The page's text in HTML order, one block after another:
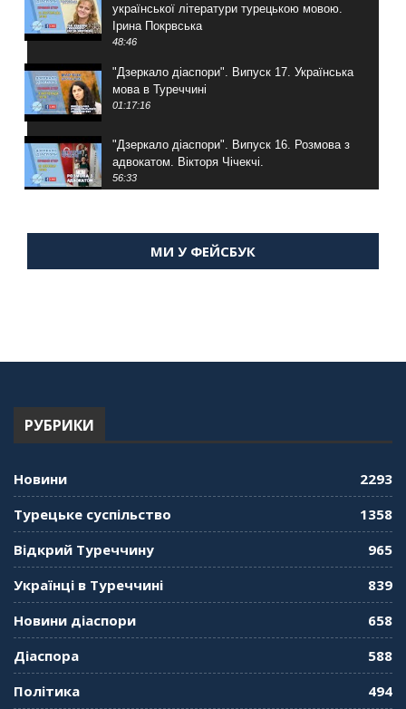
української літератури турецькою мовою.
Ірина Покрвська
48:46
"Дзеркало діаспори". Випуск 17. Українська
мова в Туреччині
01:17:16
"Дзеркало діаспори". Випуск 16. Розмова з
адвокатом. Вікторя Чічекчі.
56:33
Мухарський про життя в Туреччині
"Дзеркало діаспори". Випуск 13. МУШ в
"Дзеркало діаспори". Випуск 11. Олександр
"Дзеркало діаспори". Випуск 10. Тонкощі та
кримськотатарського прапора. Феріде Шахін
МИ У ФЕЙСБУК
РУБРИКИ
Новини
2293
Турецьке суспільство
1358
Відкрий Туреччину
965
Українці в Туреччині
839
Новини діаспори
658
Діаспора
588
Політика
494